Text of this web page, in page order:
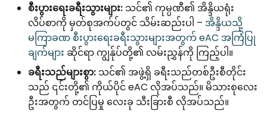
စီးပွားရေးခရီးသွားများ: သင်၏ ကုမ္ပဏီ၏ အိန္ဒိယရုံး
လိပ်စာကို မှတ်စုအက်ပ်တွင် သိမ်းဆည်းပါ – အိန္ဒိယသို့
မကြာခဏ စီးပွားရေးခရီးသွားများအတွက် eAC အကြံပြု
ချက်များ ဆိုင်ရာ ကျွန်ုပ်တို့၏ လမ်းညွှန်ကို ကြည့်ပါ။
ခရီးသည်များစွာ: သင်၏ အဖွဲ့ရှိ ခရီးသည်တစ်ဦးစီတိုင်း
သည် ၎င်းတို့၏ ကိုယ်ပိုင် eAC လိုအပ်သည်။ မိသားစုလေး
ဦးအတွက် တင်ပြမှု လေးခု သီးခြားစီ လိုအပ်သည်။